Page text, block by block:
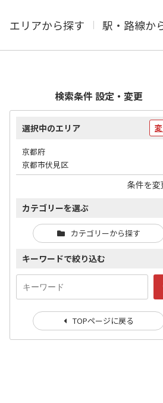
エリアから探す 駅・路線か
検索条件 設定・変更
選択中のエリア
京都府
京都市伏見区
条件を変
カテゴリーを選ぶ
カテゴリーから探す
キーワードで絞り込む
TOPページに戻る